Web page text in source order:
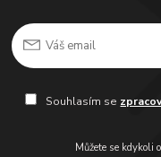
Souhlasím se
Můžete se